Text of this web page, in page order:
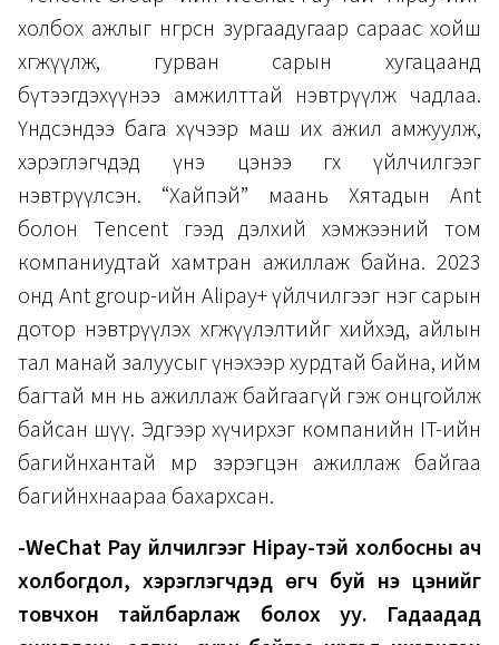
холбох ажлыг өнгөрсөн зургаадугаар сараас хойш
хөгжүүлж, гурван сарын хугацаанд
бүтээгдэхүүнээ амжилттай нэвтрүүлж чадлаа.
Үндсэндээ бага хүчээр маш их ажил амжуулж,
хэрэглэгчдэд үнэ цэнээ өгөх үйлчилгээг
нэвтрүүлсэн. “Хайпэй” маань Хятадын Ant
болон Tencent гээд дэлхий хэмжээний том
компаниудтай хамтран ажиллаж байна. 2023
онд Ant group-ийн Alipay+ үйлчилгээг нэг сарын
дотор нэвтрүүлэх хөгжүүлэлтийг хийхэд, айлын
тал манай залуусыг үнэхээр хурдтай байна, ийм
багтай өмнө нь ажиллаж байгаагүй гэж онцгойлж
байсан шүү. Эдгээр хүчирхэг компанийн IT-ийн
багийнхантай мөр зэрэгцэн ажиллаж байгаа
багийнхнаараа бахархсан.
-WeChat Pay үйлчилгээг Hipay-тэй холбосны ач
холбогдол, хэрэглэгчдэд өгч буй үнэ цэнийг
товчхон тайлбарлаж болох уу. Гадаадад